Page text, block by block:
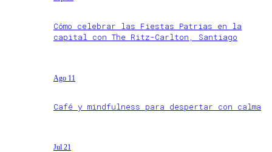
Cómo celebrar las Fiestas Patrias en la
capital con The Ritz-Carlton, Santiago
Ago 11
Café y mindfulness para despertar con calma
Jul 21